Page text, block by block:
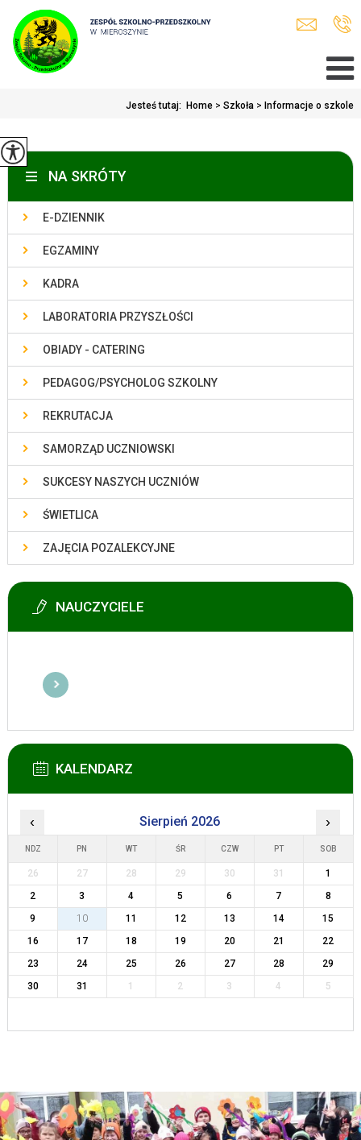
Jesteś tutaj: Home > Szkoła > Informacje o szkole
NA SKRÓTY
E-DZIENNIK
EGZAMINY
KADRA
LABORATORIA PRZYSZŁOŚCI
OBIADY - CATERING
PEDAGOG/PSYCHOLOG SZKOLNY
REKRUTACJA
SAMORZĄD UCZNIOWSKI
SUKCESY NASZYCH UCZNIÓW
ŚWIETLICA
ZAJĘCIA POZALEKCYJNE
NAUCZYCIELE
KALENDARZ
‹ Sierpień 2026 ›
NDZ PN WT ŚR CZW PT SOB
26 27 28 29 30 31
1
2
3 4 5 6 7
8
9
10 11 12 13 14
15
16
17 18 19 20 21
22
23
24 25 26 27 28
29
30
31 1 2 3 4 5